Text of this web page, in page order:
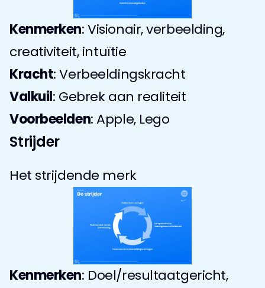
Kenmerken: Visionair, verbeelding,
creativiteit, intuïtie
Kracht: Verbeeldingskracht
Valkuil: Gebrek aan realiteit
Voorbeelden: Apple, Lego
Strijder
Het strijdende merk
Kenmerken: Doel/resultaatgericht,